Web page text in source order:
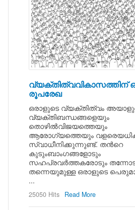
വ്യക്തിത്വവികാസത്തിന്
രൂപരേഖ
ഒരാളുടെ വ്യക്തിത്വം
വ്യക്തിബന്ധങ്ങളെയും
തൊഴില്‍വിജയത്തെയും
ആരോഗ്യത്തെയും
സ്വാധീനിക്കുന്നുണ്ട്. തന്‍റെ
കുടുംബാംഗങ്ങളോടും
സഹപ്രവര്‍ത്തകരോടും
തന്നെയുമുള്ള ഒരാളുടെ
...
25050 Hits Read More